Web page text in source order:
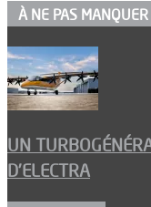
À NE PAS MANQUER
UN
D’ELECTRA